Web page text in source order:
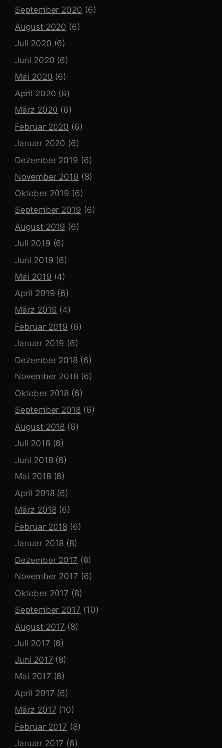
September 2020 (6)
August 2020 (6)
Juli 2020 (6)
Juni 2020 (6)
Mai 2020 (6)
April 2020 (6)
März 2020 (6)
Februar 2020 (6)
Januar 2020 (6)
Dezember 2019 (6)
November 2019 (8)
Oktober 2019 (6)
September 2019 (6)
August 2019 (6)
Juli 2019 (6)
Juni 2019 (6)
Mai 2019 (4)
April 2019 (6)
März 2019 (4)
Februar 2019 (6)
Januar 2019 (6)
Dezember 2018 (6)
November 2018 (6)
Oktober 2018 (6)
September 2018 (6)
August 2018 (6)
Juli 2018 (6)
Juni 2018 (6)
Mai 2018 (6)
April 2018 (6)
März 2018 (6)
Februar 2018 (6)
Januar 2018 (8)
Dezember 2017 (8)
November 2017 (6)
Oktober 2017 (8)
September 2017 (10)
August 2017 (8)
Juli 2017 (6)
Juni 2017 (8)
Mai 2017 (6)
April 2017 (6)
März 2017 (10)
Februar 2017 (8)
Januar 2017 (6)